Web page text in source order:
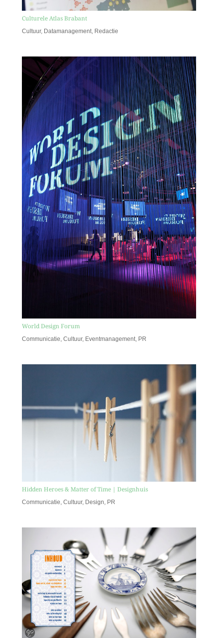
Culturele Atlas Brabant
Cultuur, Datamanagement, Redactie
World Design Forum
Communicatie, Cultuur, Eventmanagement, PR
Hidden Heroes & Matter of Time | Designhuis
Communicatie Cultuur, Design PR